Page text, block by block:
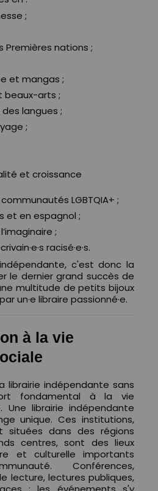
;
nations ;
et mangas ;
beaux-arts ;
langues ;
;
et croissance
LGBTQIA+ ;
et en espagnol ;
;
racisé·e·s.
c'est donc la
le dernier grand succès de
multitude de petits bijoux
un·e libraire passionné·e.
à la vie
librairie indépendante sans
fondamental à la vie
librairie indépendante
unique. Ces institutions,
situées dans des régions
centres, sont des lieux
et culturelle importants
Conférences,
lecture, lectures publiques,